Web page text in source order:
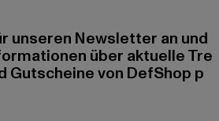
unseren Newsletter an und
über aktuelle Tre
Gutscheine von DefShop p